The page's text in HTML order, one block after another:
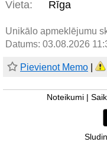
Vieta:
Rīga
Unikālo apmeklējumu
Datums: 03.08.2026
Pievienot Memo
Noteikumi